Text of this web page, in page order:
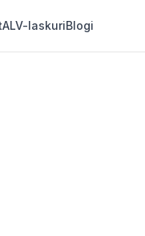
ALV-laskuriBlogi